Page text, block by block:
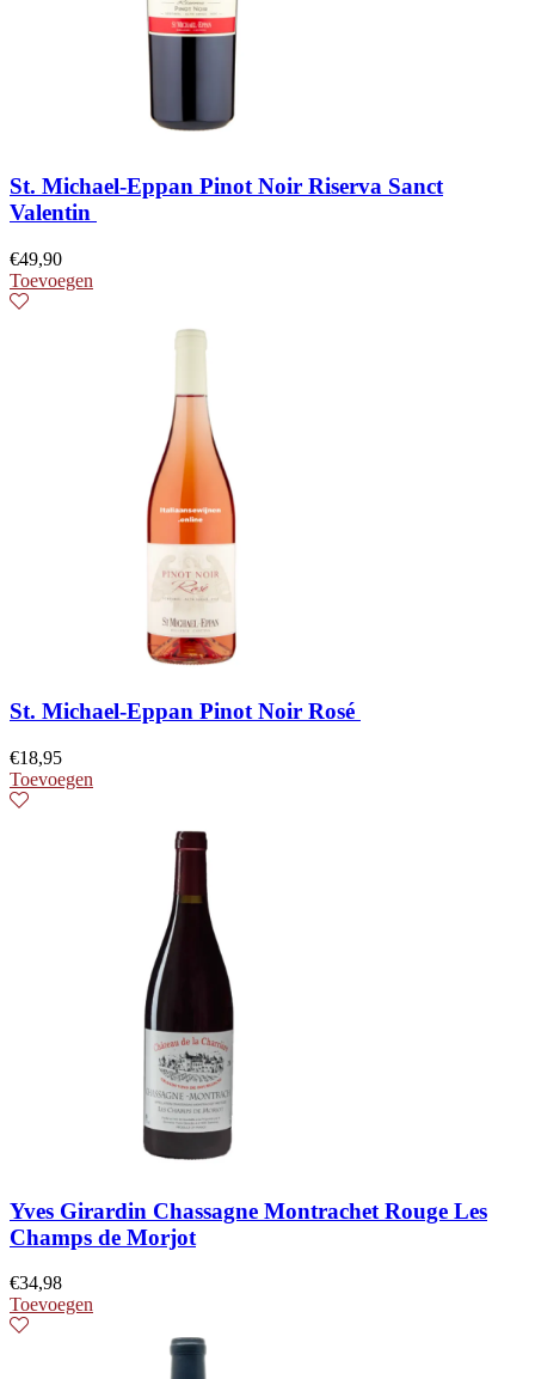
St. Michael-Eppan Pinot Noir Riserva Sanct
Valentin
€49,90
Toevoegen
St. Michael-Eppan Pinot Noir Rosé
€18,95
Toevoegen
Yves Girardin Chassagne Montrachet Rouge Les
Champs de Morjot
€34,98
Toevoegen